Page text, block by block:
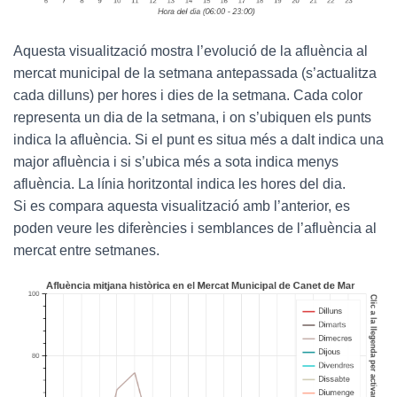
Aquesta visualització mostra l’evolució de la afluència al
mercat municipal de la setmana antepassada (s’actualitza
cada dilluns) per hores i dies de la setmana. Cada color
representa un dia de la setmana, i on s’ubiquen els punts
indica la afluència. Si el punt es situa més a dalt indica una
major afluència i si s’ubica més a sota indica menys
afluència. La línia horitzontal indica les hores del dia.
Si es compara aquesta visualització amb l’anterior, es
poden veure les diferències i semblances de l’afluència al
mercat entre setmanes.